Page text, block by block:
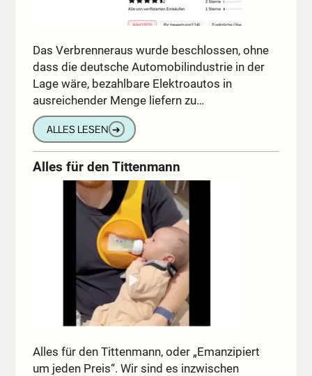
Das Verbrenneraus wurde beschlossen, ohne
dass die deutsche Automobilindustrie in der
Lage wäre, bezahlbare Elektroautos in
ausreichender Menge liefern zu…
ALLES LESEN ➔
Alles für den Tittenmann
Alles für den Tittenmann, oder „Emanzipiert
um jeden Preis“. Wir sind es inzwischen